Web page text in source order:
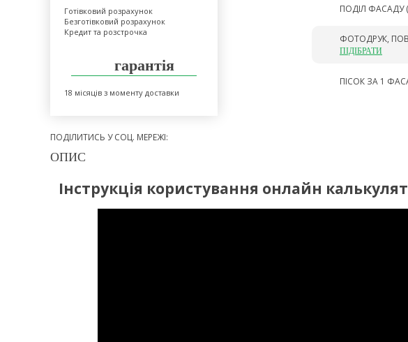
Готівковий розрахунок
Безготівковий розрахунок
Кредит та розстрочка
гарантія
18 місяців з моменту доставки
ПОДІЛИТИСЬ У СОЦ. МЕРЕЖІ:
ПОДІЛ ФАСАДУ
ФОТОДРУК,
ПІДІБРАТИ
ПІСОК ЗА 1
ОПИС
Інструкція користування онлайн